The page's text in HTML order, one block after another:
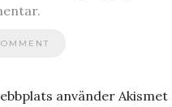
använder Akismet